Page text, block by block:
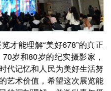
才能理解“美好678”的真正
岁和80岁的纪实摄影家，
代记忆和人民为美好生活努
艺术价值，希望这次展览能